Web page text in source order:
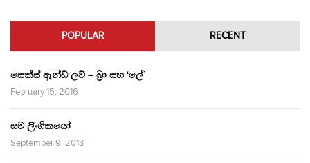
POPULAR RECENT
සෙක්ස් ඇන්ඩ් ලව් – බ්‍රා සහ ‘ලේ’
February 15, 2016
සම ලිංගිකයෝ
September 9, 2013